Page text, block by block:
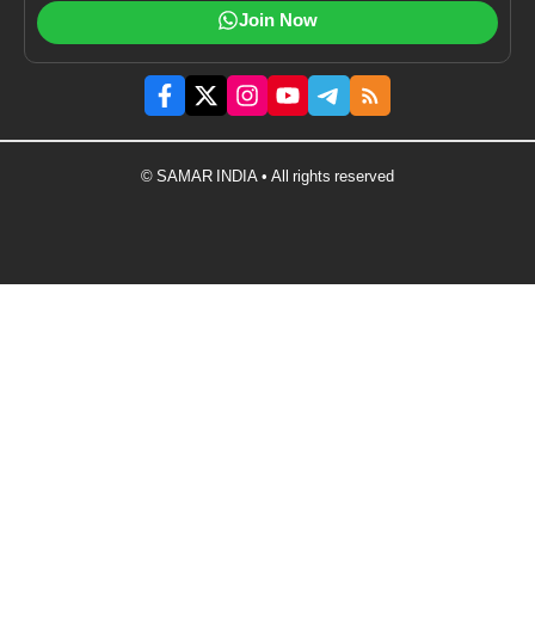
Join Now
© SAMAR INDIA • All rights reserved